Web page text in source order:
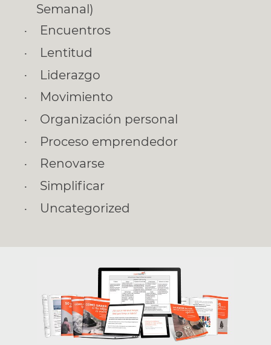
Semanal)
Encuentros
Lentitud
Liderazgo
Movimiento
Organización personal
Proceso emprendedor
Renovarse
Simplificar
Uncategorized